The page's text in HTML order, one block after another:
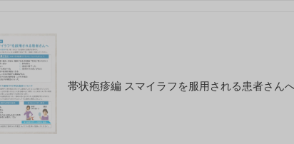
帯状疱疹編 スマイラフを服用される患者さんへ